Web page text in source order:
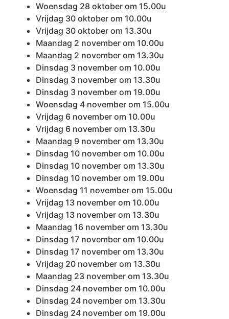
Woensdag 28 oktober om 15.00u
Vrijdag 30 oktober om 10.00u
Vrijdag 30 oktober om 13.30u
Maandag 2 november om 10.00u
Maandag 2 november om 13.30u
Dinsdag 3 november om 10.00u
Dinsdag 3 november om 13.30u
Dinsdag 3 november om 19.00u
Woensdag 4 november om 15.00u
Vrijdag 6 november om 10.00u
Vrijdag 6 november om 13.30u
Maandag 9 november om 13.30u
Dinsdag 10 november om 10.00u
Dinsdag 10 november om 13.30u
Dinsdag 10 november om 19.00u
Woensdag 11 november om 15.00u
Vrijdag 13 november om 10.00u
Vrijdag 13 november om 13.30u
Maandag 16 november om 13.30u
Dinsdag 17 november om 10.00u
Dinsdag 17 november om 13.30u
Vrijdag 20 november om 13.30u
Maandag 23 november om 13.30u
Dinsdag 24 november om 10.00u
Dinsdag 24 november om 13.30u
Dinsdag 24 november om 19.00u